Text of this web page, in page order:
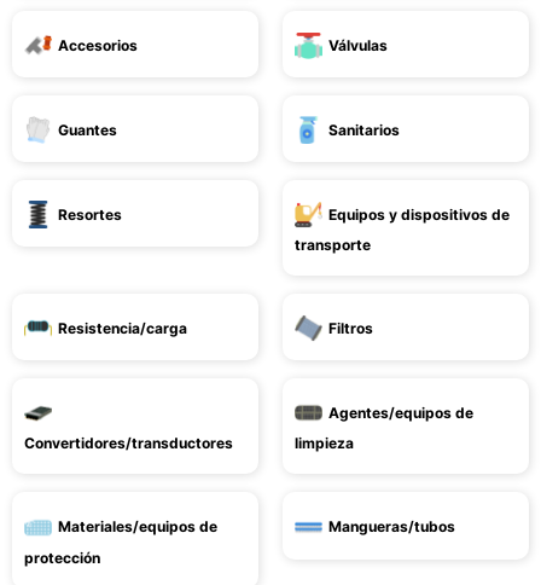
Accesorios Válvulas
Guantes Sanitarios
Resortes
Equipos y dispositivos de
transporte
Resistencia/carga Filtros
Convertidores/transductores
Agentes/equipos de
limpieza
Materiales/equipos de
protección
Mangueras/tubos